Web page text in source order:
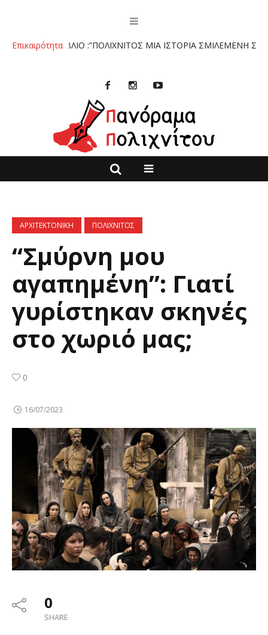
Επικαιρότητα
ΤΟ ΒΙΒΛΙΟ :”ΠΟΛΙΧΝΙΤΟΣ ΜΙΑ ΙΣΤΟΡΙΑ ΣΜΙΛΕΜΕΝΗ ΣΤΗΝ
ΑΡΧΙΤΕΚΤΟΝΙΚΗ ΠΟΛΙΧΝΙΤΟΣ
“Σμύρνη μου
αγαπημένη”: Γιατί
γυρίστηκαν σκηνές
στο χωριό μας;
0
16/07/2023
0
SHARE